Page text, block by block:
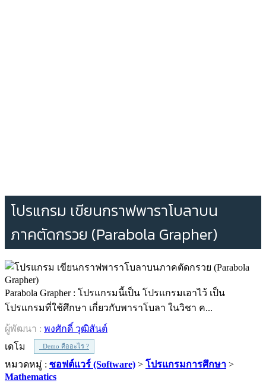
โปรแกรม เขียนกราฟพาราโบลาบน
ภาคตัดกรวย (Parabola Grapher)
Parabola Grapher : โปรแกรมนี้เป็น โปรแกรมเอาไว้ เป็น
โปรแกรมที่ใช้ศึกษา เกี่ยวกับพาราโบลา ในวิชา ค...
ผู้พัฒนา : พงศักดิ์ วุฒิสันต์
เดโม
Demo คืออะไร ?
หมวดหมู่ : ซอฟต์แวร์ (Software) > โปรแกรมการศึกษา >
Mathematics